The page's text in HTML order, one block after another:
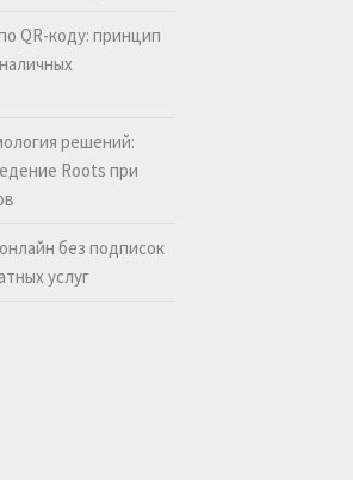
QR-коду: принцип
решений:
Roots при
без подписок
услуг